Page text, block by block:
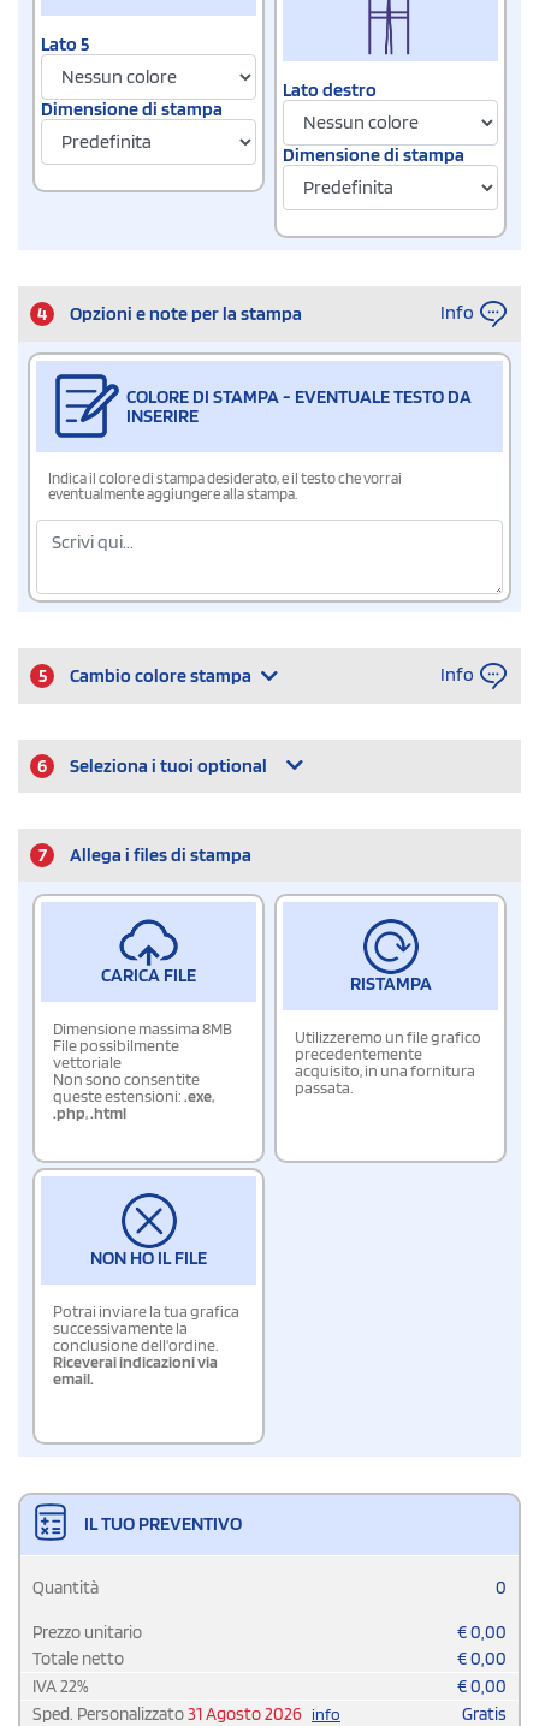
Lato 5
Dimensione di stampa
Lato destro
Dimensione di stampa
4 Opzioni e note per la stampa Info
COLORE DI STAMPA - EVENTUALE TESTO DA
INSERIRE
Indica il colore di stampa desiderato, e il testo che vorrai
eventualmente aggiungere alla stampa.
5 Cambio colore stampa Info
6 Seleziona i tuoi optional
7 Allega i files di stampa
CARICA FILE
Dimensione massima 8MB
File possibilmente
vettoriale
Non sono consentite
queste estensioni:.exe,
.php,.html
RISTAMPA
Utilizzeremo un file grafico
precedentemente
acquisito, in una fornitura
passata.
NON HO IL FILE
Potrai inviare la tua grafica
successivamente la
conclusione dell'ordine.
Riceverai indicazioni via
email.
IL TUO PREVENTIVO
Quantità 0
Prezzo unitario €0,00
Totale netto
€0,00
IVA22% €0,00
Sped. Personalizzato31 Agosto 2026 info
Gratis